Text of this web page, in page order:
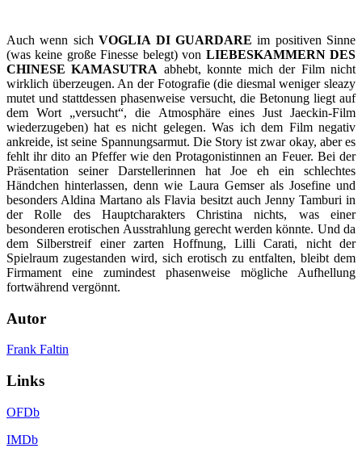
Auch wenn sichVOGLIA DI GUARDARE im positiven Sinne
(was keine große Finesse belegt) von LIEBESKAMMERN DES
CHINESE KAMASUTRA abhebt, konnte mich der Film nicht
wirklich überzeugen. An der Fotografie (die diesmal weniger sleazy
mutet und stattdessen phasenweise versucht, die Betonung liegt auf
dem Wort „versucht“, die Atmosphäre eines Just Jaeckin-Film
wiederzugeben) hat es nicht gelegen. Was ich dem Film negativ
ankreide, ist seine Spannungsarmut. Die Story ist zwar okay, aber es
fehlt ihr dito an Pfeffer wie den Protagonistinnen an Feuer. Bei der
Präsentation seiner Darstellerinnen hat Joe eh ein schlechtes
Händchen hinterlassen, denn wie Laura Gemser als Josefine und
besonders Aldina Martano als Flavia besitzt auch Jenny Tamburi in
der Rolle des Hauptcharakters Christina nichts, was einer
besonderen erotischen Ausstrahlung gerecht werden könnte. Und da
dem Silberstreif einer zarten Hoffnung, Lilli Carati, nicht der
Spielraum zugestanden wird, sich erotisch zu entfalten, bleibt dem
Firmament eine zumindest phasenweise mögliche Aufhellung
fortwährend vergönnt.
Autor
Frank Faltin
Links
OFDb
IMDb